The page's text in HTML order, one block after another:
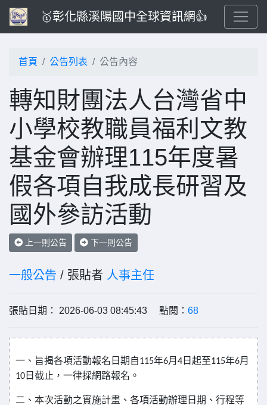
🥇彰化縣溪陽國中全球資訊網👍
首頁 公告列表 公告內容
轉知財團法人台灣省中
小學校教職員福利文教
基金會辦理115年度暑
假各項自我成長研習及
國外參訪活動
上一則公告 下一則公告
一般公告 / 張貼者 人事主任
張貼日期： 2026-06-03 08:45:43 點閱： 68
一、旨揭各項活動報名日期自115年6月 4 日起至115年6月
10 日截止，一律採網路報名。
二、本次活動之實施計畫、各項活動辦理日期、行程等